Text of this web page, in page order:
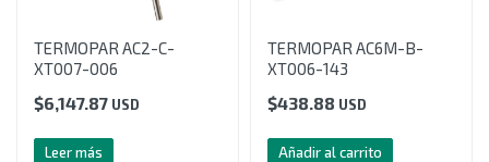
TERMOPAR AC2-C-
XT007-006
$6,147.87 USD
Leer más
TERMOPAR AC6M-B-
XT006-143
$438.88 USD
Añadir al carrito